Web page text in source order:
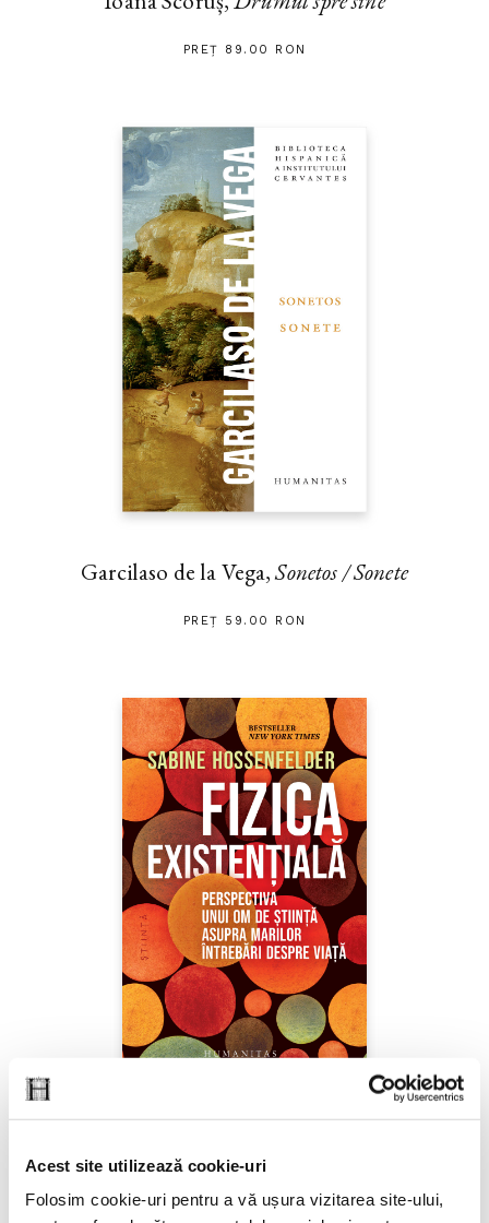
Acest site utilizează cookie-uri
Folosim cookie-uri pentru a vă ușura vizitarea site-ului,
PREȚ 89.00 RON
Garcilaso de la Vega,Sonetos / Sonete
PREȚ 59.00 RON